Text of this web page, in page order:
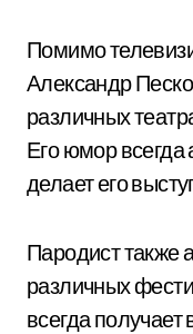
Помимо
Александр
различных
Его юмор всегда
делает его
Пародист также
различных
всегда получает